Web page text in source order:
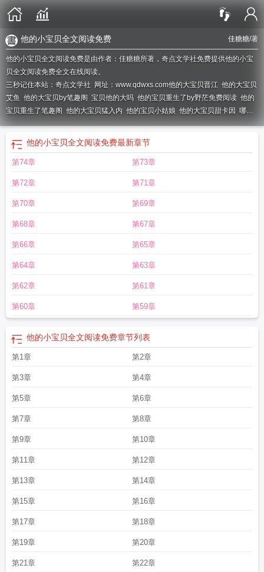
佳糖糖/著
他的小宝贝全文阅读免费
他的小宝贝全文阅读免费是由作者：佳糖糖所著，奇点文学社免费提供他的小宝
贝全文阅读免费全文在线阅读。
三秒记住本站：奇点文学社 网址：www.qdwxs.com他的大宝贝晋江 他的大宝贝
艾鱼 他的大宝贝by笔趣阁 宝贝他的大吗 他的宝贝重生了by野茫免费阅读 他的
宝贝重生了笔趣阁 他的大宝贝猛入内 他的宝贝小姑娘 他的大宝贝甜卡因 哪里
来的大宝贝漫画他的宝贝重生了的番外哪里来的大宝贝他的宝贝他是我的大
女篮大宝贝 他的小宝贝全文阅读 他的小宝贝
娇气全文
弄进他的大宝贝全文阅读艾鱼
他的大宝贝一直在我花园里横冲直撞到高潮不断
txt他的大宝贝插在我的花园里 他的大宝贝进入她的
宝贝抵着
他的大宝贝萧初然最新章节更新
手中慢慢变大
他的大宝贝在她体内深深地进进出出
宝贝免费全文
宝贝他的有我大吗视频
的大宝贝插入他的后庭
他的宝贝重生了 番外
他的小宝贝全文阅读免费最新章节
第74章 第73章
第72章 第71章
第70章 第69章
第68章 第67章
第66章 第65章
第64章 第63章
第62章 第61章
第60章 第59章
他的小宝贝全文阅读免费章节列表
第1章 第2章
第3章 第4章
第5章 第6章
第7章 第8章
第9章 第10章
第11章 第12章
第13章 第14章
第15章 第16章
第17章 第18章
第19章 第20章
第21章 第22章